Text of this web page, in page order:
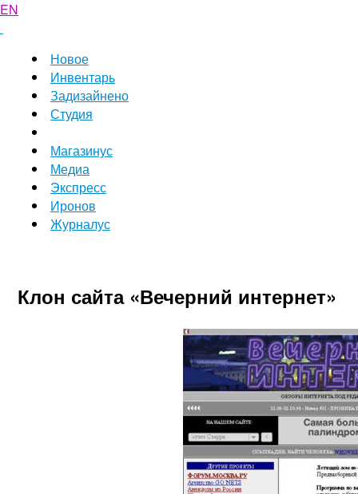
EN
Новое
Инвентарь
Задизайнено
Студия
Магазинус
Медиа
Экспресс
Иронов
Журналус
Клон сайта «Вечерний интернет»